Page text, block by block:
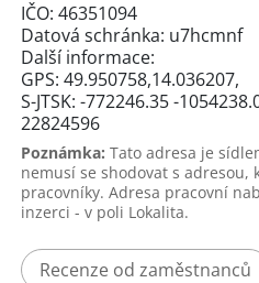
IČO: 46351094
Datová schránka: u7hcmnf
Další informace:
GPS: 49.950758,14.036207,
S-JTSK: -772246.35 -
22824596
Poznámka: Tato adresa je
nemusí se shodovat s adresou,
pracovníky. Adresa pracovní
inzerci - v poli Lokalita.
Recenze od zaměstnanců